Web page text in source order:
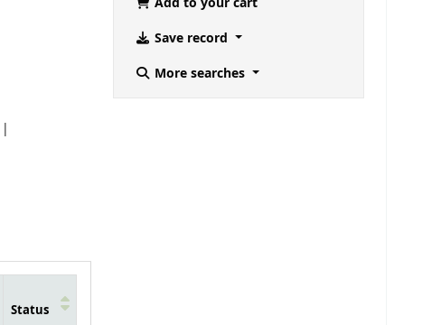
Status
Save record
More searches